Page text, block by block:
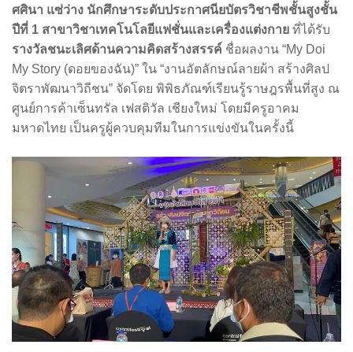
ศศินา แซ่ว่าง นักศึกษาระดับประกาศนียบัตรวิชาชีพชั้นสูงชั้น
ปีที่ 1 สาขาวิชาเทคโนโลยีแฟชั่นและเครื่องแต่งกาย ที่ได้รับ
รางวัลชนะเลิศด้านความคิดสร้างสรรค์ ชื่อผลงาน “My Doi
My Story (ดอยของฉัน)” ใน “งานอัตลักษณ์ลายผ้า สร้างศิลป
จิตราพัฒนาวิถีชน” จัดโดย พิพิธภัณฑ์เรียนรู้ราษฎรพื้นที่สูง ณ
ศูนย์การค้าเซ็นทรัล เฟสติวัล เชียงใหม่ โดยมีครูอาคม
มหาดไทย เป็นครูผู้ควบคุมทีมในการแข่งขันในครั้งนี้